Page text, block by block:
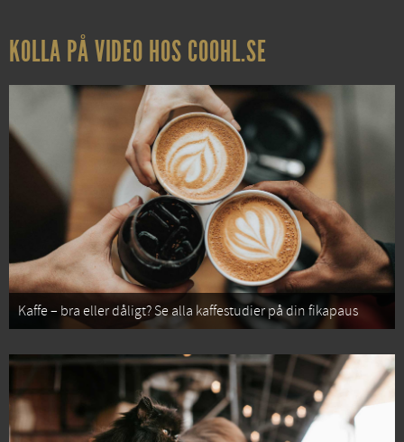
KOLLA PÅ VIDEO HOS COOHL.SE
Kaffe – bra eller dåligt? Se alla kaffestudier på din fikapaus